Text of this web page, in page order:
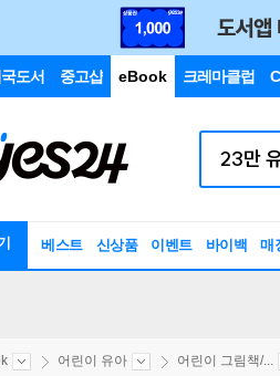
도서 중고샵 eBook 크레마클럽
베스트 신상품 이벤트 바이백 매
어린이 유아 어린이 그림책/...